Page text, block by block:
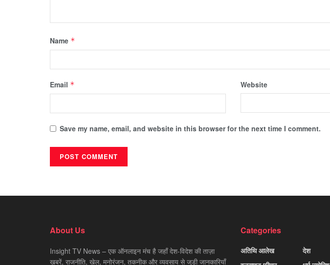
Name *
Email * Website
Save my name, email, and website in this browser for the next time I comment.
About Us
Insight TV News – एक ऑनलाइन मंच है जहाँ देश-विदेश की ताज़ा
ख़बरें, राजनीति, खेल, मनोरंजन, तकनीक और व्यवसाय से जुड़ी जानकारियाँ
Categories
अतिथि आलेख
देश